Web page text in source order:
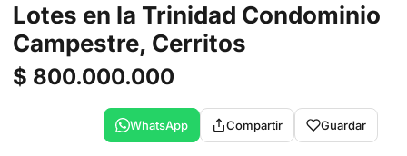
Lotes en la Trinidad Condominio
Campestre, Cerritos
$ 800.000.000
WhatsApp Compartir Guardar